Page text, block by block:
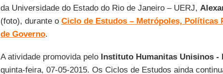
da Universidade do Estado do Rio de Janeiro – UERJ,
(foto), durante o Ciclo de Estudos – Metrópoles, Políticas
de Governo.
A atividade promovida pelo Instituto Humanitas Unisinos -
quinta-feira, 07-05-2015. Os Ciclos de Estudos ainda